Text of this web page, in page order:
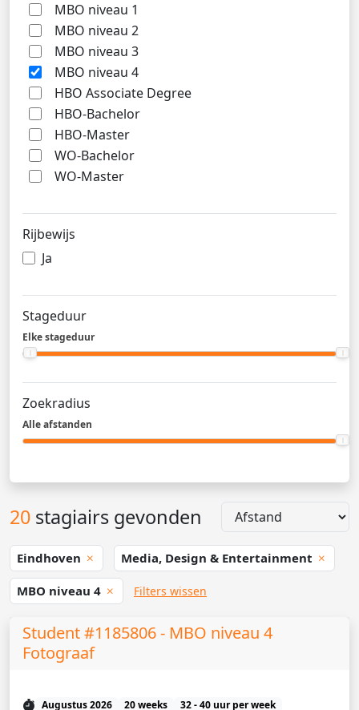
MBO niveau 1
MBO niveau 2
MBO niveau 3
MBO niveau 4
HBO Associate Degree
HBO-Bachelor
HBO-Master
WO-Bachelor
WO-Master
Rijbewijs
Ja
Stageduur
Elke stageduur
Zoekradius
Alle afstanden
20 stagiairs gevonden
Eindhoven Media, Design & Entertainment
MBO niveau 4 Filters wissen
Student #1185806 - MBO niveau 4
Fotograaf
Augustus 2026 20 weeks 32 - 40 uur per week